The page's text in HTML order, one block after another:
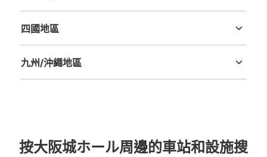
四國地區
九州/沖繩地區
按大阪城ホール周邊的車站和設施搜